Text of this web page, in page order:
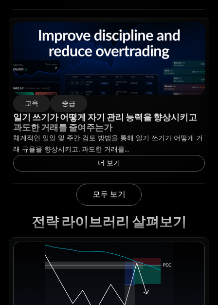
교육 중급
일기 쓰기가 어떻게 자기 관리 능력을 향상시키고
과도한 거래를 줄여주는가
체계적인 일일 및 주간 검토 방법을 통해 일기 쓰기가 어떻게 거
래 규율을 향상시키고, 과도한 거래를...
더 보기
모두 보기
전략 라이브러리 살펴보기